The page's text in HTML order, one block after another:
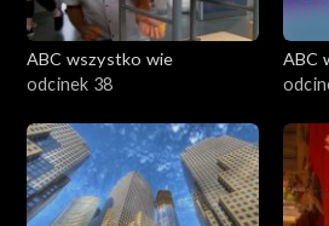
ABC wszystko wie
odcinek 38
ABC